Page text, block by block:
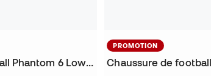
Chaussure de football Phantom 6 Low Academy FG/MG
PROMOTION